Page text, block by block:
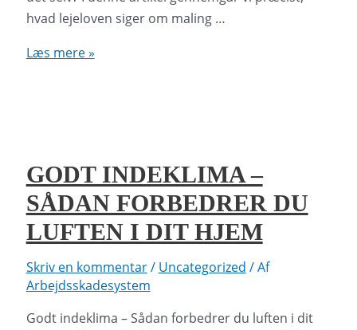
hvad lejeloven siger om maling …
Maling
loven?
Læs mere »
GODT INDEKLIMA –
SÅDAN FORBEDRER DU
LUFTEN I DIT HJEM
Skriv en kommentar/ Uncategorized / Af
Arbejdsskadesystem
Godt indeklima – Sådan forbedrer du luften i dit